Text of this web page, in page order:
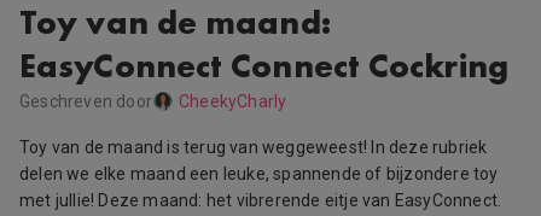
Toy van de maand:
EasyConnect Connect Cockring
Geschreven door CheekyCharly
Toy van de maand is terug van weggeweest! In deze rubriek
delen we elke maand een leuke, spannende of bijzondere toy
met jullie! Deze maand: het vibrerende eitje van EasyConnect.